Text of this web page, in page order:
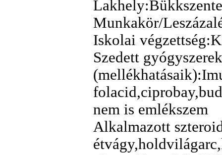
Munkakör/
Iskolai
Szedett gyógyszerek
nem is emlékszem
Alkalmazott